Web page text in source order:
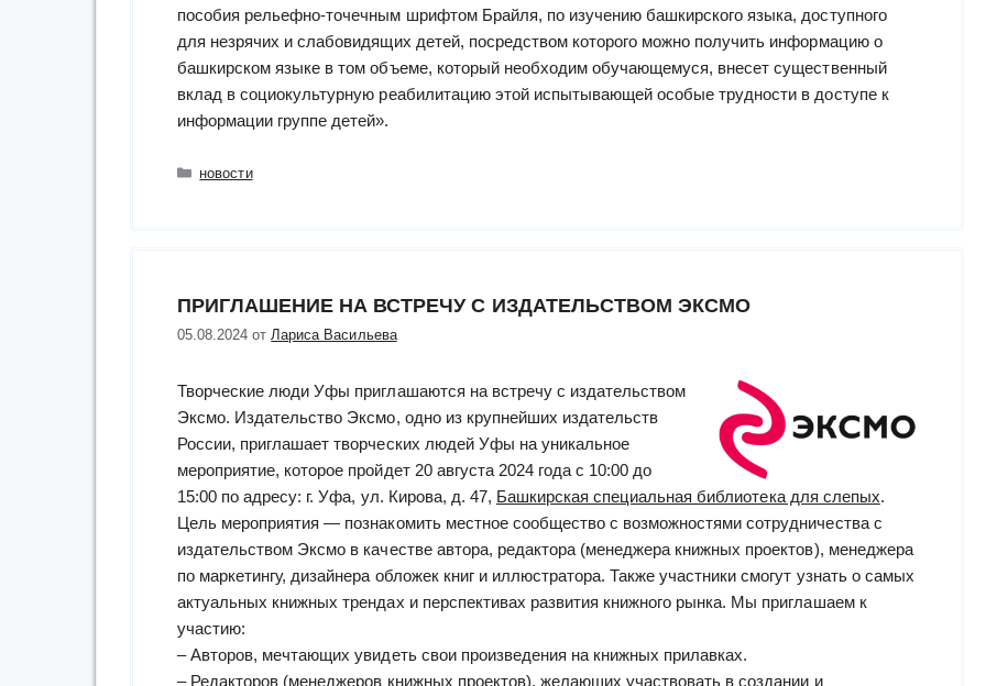
пособия рельефно-точечным шрифтом Брайля, по изучению башкирского языка, доступного
для незрячих и слабовидящих детей, посредством которого можно получить информацию о
башкирском языке в том объеме, который необходим обучающемуся, внесет существенный
вклад в социокультурную реабилитацию этой испытывающей особые трудности в доступе к
информации группе детей».
Рубрики
новости
ПРИГЛАШЕНИЕ НА ВСТРЕЧУ С ИЗДАТЕЛЬСТВОМ ЭКСМО
05.08.2024 отЛариса Васильева
Творческие люди Уфы приглашаются на встречу с издательством
Эксмо. Издательство Эксмо, одно из крупнейших издательств
России, приглашает творческих людей Уфы на уникальное
мероприятие, которое пройдет 20 августа 2024 года с 10:00 до
15:00 по адресу: г. Уфа, ул. Кирова, д. 47, Башкирская специальная библиотека для слепых.
Цель мероприятия — познакомить местное сообщество с возможностями сотрудничества с
издательством Эксмо в качестве автора, редактора (менеджера книжных проектов), менеджера
по маркетингу, дизайнера обложек книг и иллюстратора. Также участники смогут узнать о самых
актуальных книжных трендах и перспективах развития книжного рынка. Мы приглашаем к
участию:
– Авторов, мечтающих увидеть свои произведения на книжных прилавках.
– Редакторов (менеджеров книжных проектов), желающих участвовать в создании и